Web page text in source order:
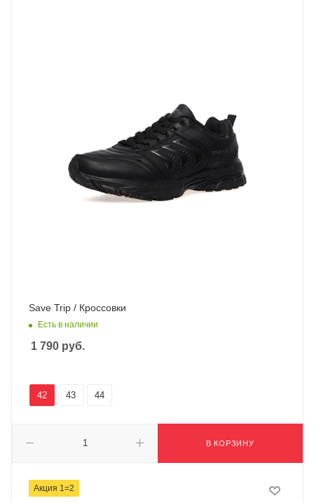
Save Trip / Кроссовки
Есть в наличии
1 790 руб.
В КОРЗИНУ
42 43 44
Акция 1=2